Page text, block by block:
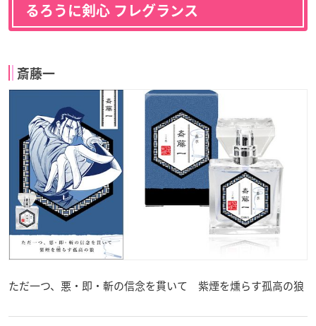
るろうに剣心 フレグランス
斎藤一
ただ一つ、悪・即・斬の信念を貫いて 紫煙を燻らす孤高の狼